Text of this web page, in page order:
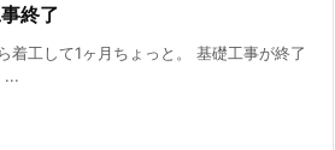
終了
着工して1ヶ月ちょっと。 基礎工事が終了
...